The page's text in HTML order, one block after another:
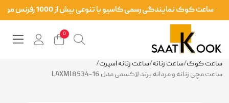
ساعت کوک نمایندگی رسمی کاسیو با تنوعی بیش از 1000 رفرنس موجود در سایت و فروشگاه حضوری
0
ساعت کوک/ساعت زنانه/ساعت زنانه اسپرت/
ساعت مچی زنانه و مردانه برند لاکسمی مدل LAXMI 8534-16